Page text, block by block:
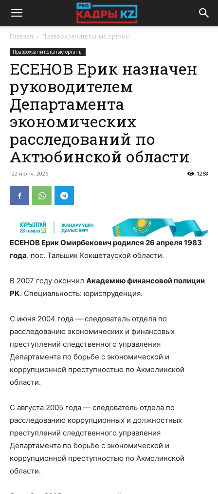
Главная Правоохранительные органы
Правоохранительные органы
ЕСЕНОВ Ерик назначен
руководителем
Департамента
экономических
расследований по
Актюбинской области
22 июня, 2026 1268
ЕСЕНОВ Ерик Омирбекович родился 26 апреля 1983
года. пос. Тальшик Кокшетауской области.
В 2007 году окончил Академию финансовой полиции
РК. Специальность: юриспруденция.
С июня 2004 года — следователь отдела по
расследованию экономических и финансовых
преступлений следственного управления
Департамента по борьбе с экономической и
коррупционной преступностью по Акмолинской
области.
С августа 2005 года — следователь отдела по
расследованию коррупционных и должностных
преступлений следственного управления
Департамента по борьбе с экономической и
коррупционной преступностью по Акмолинской
области.